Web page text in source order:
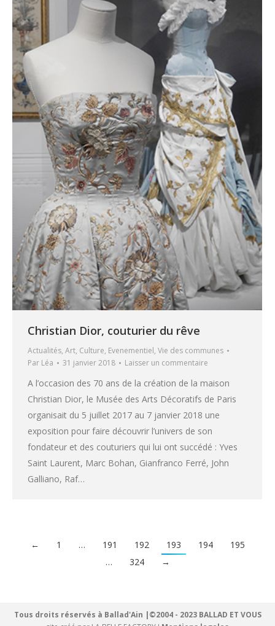
Christian Dior, couturier du rêve
Actualités, Art, Culture, Evenementiel, Vie des communes
Par Léa 31 janvier 2018 Laisser un commentaire
A l’occasion des 70 ans de la création de la maison
Christian Dior, le Musée des Arts Décoratifs de Paris
organisait du 5 juillet 2017 au 7 janvier 2018 une
exposition pour faire découvrir l’univers de son
fondateur et des couturiers qui lui ont succédé : Yves
Saint Laurent, Marc Bohan, Gianfranco Ferré, John
Galliano, Raf…
← 1 … 191 192 193 194
195
…
324 →
Tous droits réservés à Ballad'Ain |©2004 - 2023 BALLAD ET VOUS